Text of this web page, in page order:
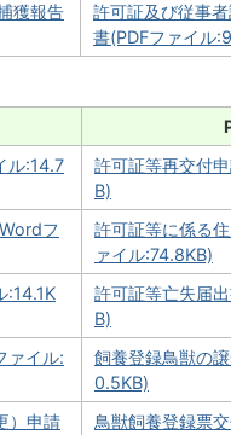
獲報告
許可証及び従事
書(PDFファイル
ル:14.7
許可証等再交付
B)
フ
許可証等に係る
ァイル:74.8KB)
:14.1K
許可証等亡失届
B)
ァイル:
飼養登録鳥獣の
0.5KB)
）申請
鳥獣飼養登録票